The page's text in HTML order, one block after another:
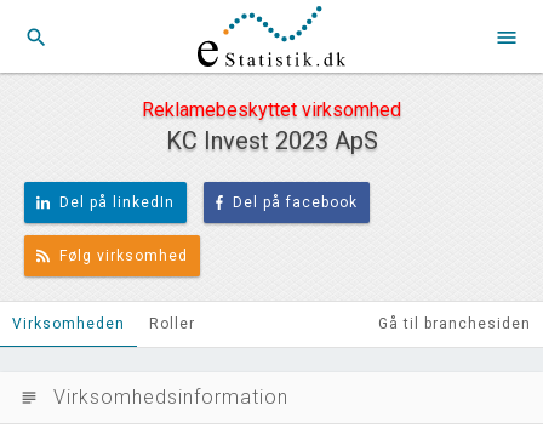
search menu
Reklamebeskyttet virksomhed
KC Invest 2023 ApS
Del på linkedIn Del på facebook
Følg virksomhed
Virksomheden Roller Gå til branchesiden
subject Virksomhedsinformation